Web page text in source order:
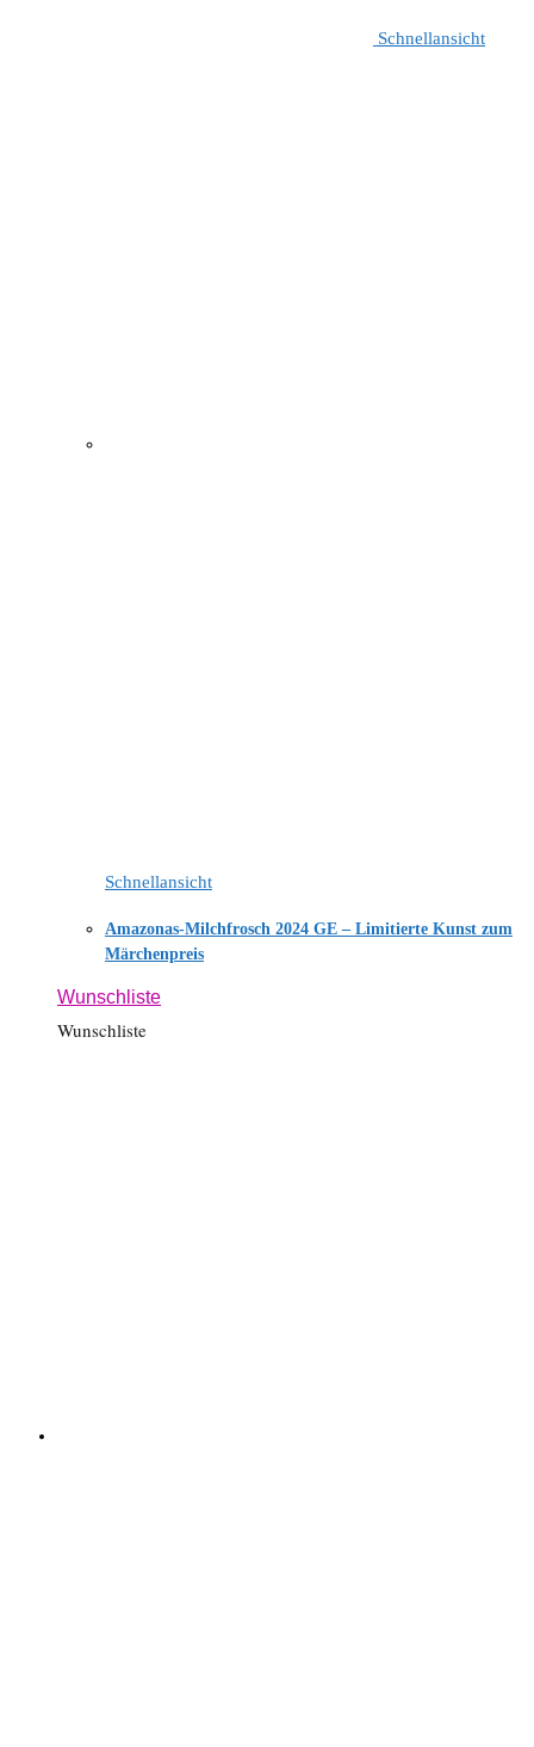
Schnellansicht
Schnellansicht
Amazonas-Milchfrosch 2024 GE – Limitierte Kunst zum
Märchenpreis
Wunschliste
Wunschliste